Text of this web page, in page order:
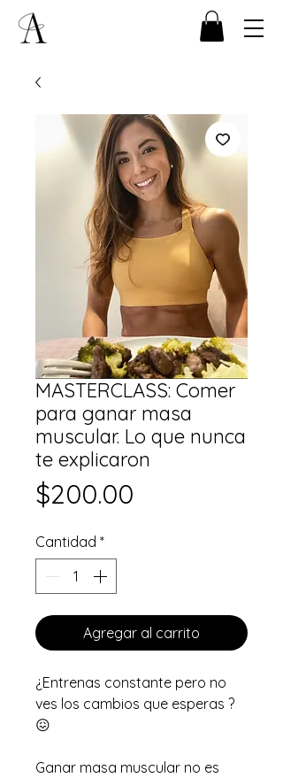
MASTERCLASS: Comer
para ganar masa
muscular. Lo que nunca
te explicaron
$200.00
Cantidad *
Agregar al carrito
¿Entrenas constante pero no
ves los cambios que esperas ?
😖
Ganar masa muscular no es